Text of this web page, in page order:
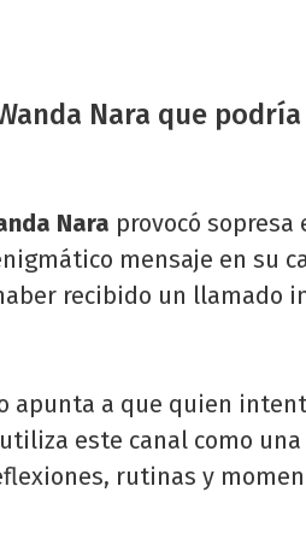
Nara que
Nara provocó sopresa
mensaje en su
recibido un llamado
apunta a que quien
este canal como
rutinas y